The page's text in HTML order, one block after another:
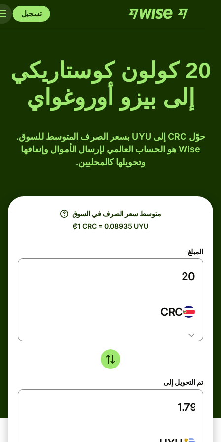
تسجيل
20 كولون كوستاريكي
إلى بيزو أوروغواي
حوّل CRC إلى UYU بسعر الصرف المتوسط للسوق.
Wise هو الحساب العالمي لإرسال الأموال وإنفاقها
وتحويلها كالمحليين.
متوسط ​​سعر الصرف في السوق
₡1 CRC = 0.08935 UYU
المبلغ
CRC
تم التحويل إلى